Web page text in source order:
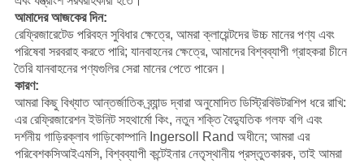
আমাদের আজকের দিন:
রেফ্রিজারেটেড পরিবহন সুবিধার ক্ষেত্রে, আমরা ক্লায়েন্টদের উচ্চ মানের পণ্য এবং
পরিষেবা সরবরাহ করতে পারি; যানবাহনের ক্ষেত্রে, আমাদের বিশ্বব্যাপী গ্রাহকরা চীনে
তৈরি যানবাহনের পণ্যগুলির সেরা মানের পেতে পারেন।
কারণ:
আমরা কিছু বিখ্যাত আন্তর্জাতিক ব্র্যান্ড দ্বারা অনুমোদিত ডিস্ট্রিবিউটরশিপ ধরে রাখি:
এর রেফ্রিজারেশন ইউনিট সহথার্মো কিং, নতুন শক্তি বৈদ্যুতিক গলফ বগি এবং
দর্শনীয় গাড়িরক্লাব গাড়িকোম্পানি Ingersoll Rand অধীনে; আমরা এর
পরিবেশকসিআইএমসি, বিশ্বব্যাপী কন্টেইনার নেতৃস্থানীয় প্রস্তুতকারক, তাই আমরা